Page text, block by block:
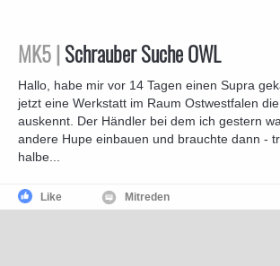
MK5 | Schrauber Suche OWL
Hallo, habe mir vor 14 Tagen einen Supra
jetzt eine Werkstatt im Raum Ostwestfalen
auskennt. Der Händler bei dem ich gestern
andere Hupe einbauen und brauchte dann -
halbe...
Like Mitreden